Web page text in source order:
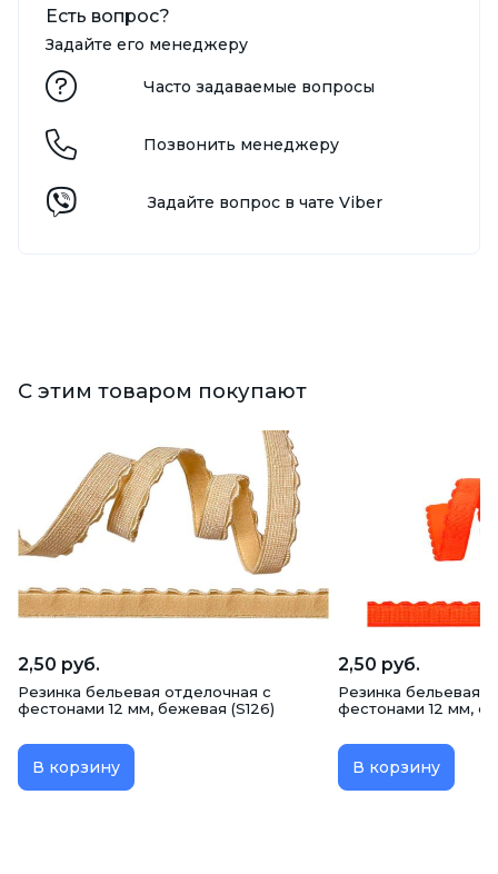
Есть вопрос?
Задайте его менеджеру
Часто задаваемые вопросы
Позвонить менеджеру
Задайте вопрос в чате Viber
С этим товаром покупают
2,50 руб.
Резинка бельевая отделочная с
фестонами 12 мм, бежевая (S126)
В корзину
2,50 руб.
Резинка бельевая
фестонами 12 мм,
В корзину